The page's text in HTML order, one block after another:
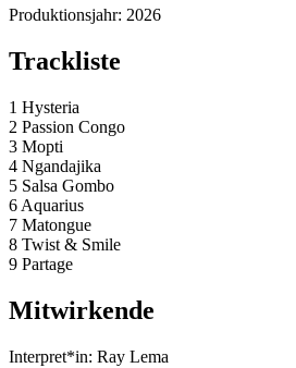
Produktionsjahr: 2026
Trackliste
1 Hysteria
2 Passion Congo
3 Mopti
4 Ngandajika
5 Salsa Gombo
6 Aquarius
7 Matongue
8 Twist & Smile
9 Partage
Mitwirkende
Interpret*in: Ray Lema